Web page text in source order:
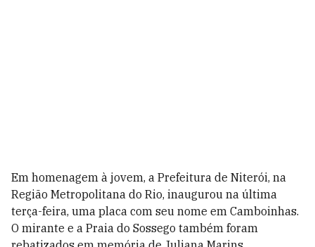
Em homenagem à jovem, a Prefeitura de Niterói, na
Região Metropolitana do Rio, inaugurou na última
terça-feira, uma placa com seu nome em Camboinhas.
O mirante e a Praia do Sossego também foram